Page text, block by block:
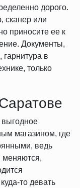
дорого.
сканер или
приносите ее к
Документы,
гарнитура в
только
выгодное
магазином, где
ведь
меняются,
то девать